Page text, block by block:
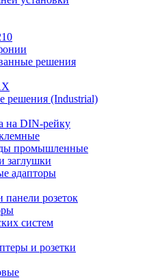
решения
(Industrial)
на DIN-рейку
промышленные
заглушки
адапторы
панели розеток
систем
и розетки